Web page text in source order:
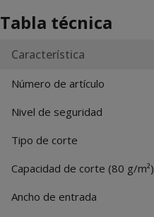
Tabla técnica
Característica
Número de artículo
Nivel de seguridad
Tipo de corte
Capacidad de corte (80 g/m²)
Ancho de entrada